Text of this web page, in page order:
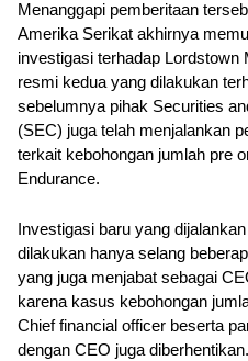
Menanggapi pemberitaan
Amerika Serikat akhirnya
investigasi terhadap Lordstown
resmi kedua yang dilakukan
sebelumnya pihak Securities
(SEC) juga telah menjalankan
terkait kebohongan jumlah pre
Endurance.
Investigasi baru yang
dilakukan hanya selang
yang juga menjabat sebagai
karena kasus kebohongan
Chief financial officer beserta
dengan CEO juga diberhentikan.